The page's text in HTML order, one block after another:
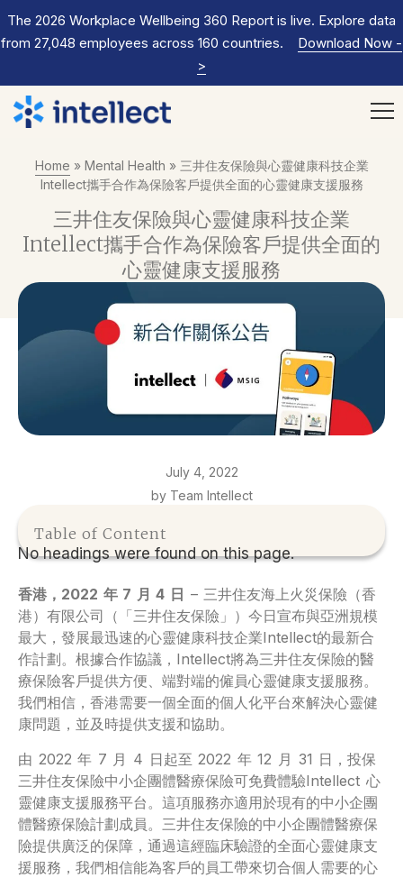
The 2026 Workplace Wellbeing 360 Report is live. Explore data
from 27,048 employees across 160 countries.
Download Now -
>
Home » Mental Health » 三井住友保險與心靈健康科技企業
Intellect攜手合作為保險客戶提供全面的心靈健康支援服務
三井住友保險與心靈健康科技企業
Intellect攜手合作為保險客戶提供全面的
心靈健康支援服務
July 4, 2022
by Team Intellect
Table of Content
No headings were found on this page.
香港， 2022 年 7 月4 日 – 三井住友海上火災保險（香
港）有限公司（「三井住友保險」）今日宣布與亞洲規模
最大，發展最迅速的心靈健康科技企業Intellect的最新合
作計劃。根據合作協議，Intellect將為三井住友保險的醫
療保險客戶提供方便、端對端的僱員心靈健康支援服務。
我們相信，香港需要一個全面的個人化平台來解決心靈健
康問題，並及時提供支援和協助。
由 2022 年 7 月 4 日起至 2022 年 12 月 31 日，投保
三井住友保險中小企團體醫療保險可免費體驗Intellect 心
靈健康支援服務平台。這項服務亦適用於現有的中小企團
體醫療保險計劃成員。三井住友保險的中小企團體醫療保
險提供廣泛的保障，通過這經臨床驗證的全面心靈健康支
援服務，我們相信能為客戶的員工帶來切合個人需要的心